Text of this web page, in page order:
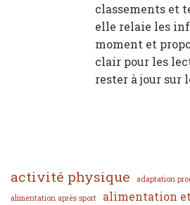
classements et
elle relaie les
moment et
clair pour les
rester à jour sur
activité physique
adaptation
alimentation après sport
alimentation